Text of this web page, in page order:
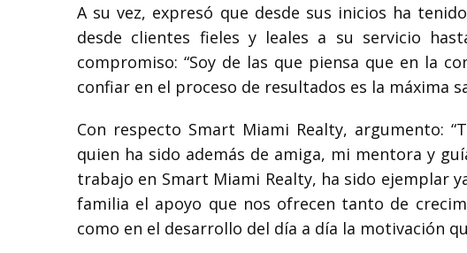
A su vez, expresó que desde sus inicios ha
desde clientes fieles y leales a su servicio
compromiso: “Soy de las que piensa que en la
confiar en el proceso de resultados es la máxima
Con respecto Smart Miami Realty, argumento:
quien ha sido además de amiga, mi mentora y
trabajo en Smart Miami Realty, ha sido ejemplar
familia el apoyo que nos ofrecen tanto de
como en el desarrollo del día a día la motivación